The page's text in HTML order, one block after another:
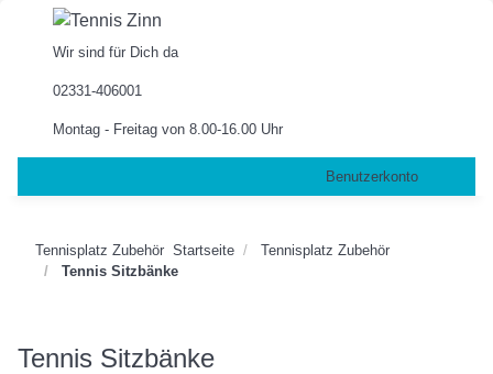
Wir sind für Dich da
02331-406001
Montag - Freitag von 8.00-16.00 Uhr
Benutzerkonto
Tennisplatz Zubehör Startseite
Tennisplatz Zubehör
Tennis Sitzbänke
Tennis Sitzbänke